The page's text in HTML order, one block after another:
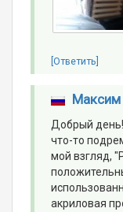
[Ответить]
Максим
Добрый день!
что-то
мой взгляд,
акриловая